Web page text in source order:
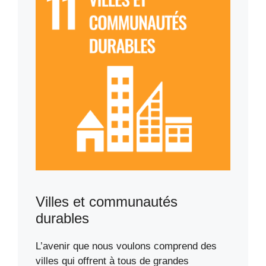
Villes et communautés
durables
L’avenir que nous voulons comprend des
villes qui offrent à tous de grandes